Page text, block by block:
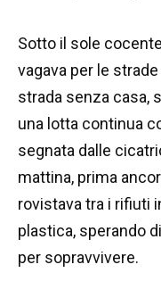
Sotto il sole
vagava per le
strada senza casa,
una lotta continua
segnata dalle
mattina, prima
rovistava tra i rifiuti
plastica, sperando
per sopravvivere.